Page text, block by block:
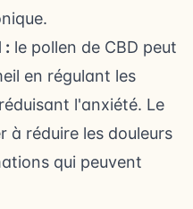
: le pollen de CBD peut
en régulant les
l'anxiété. Le
à réduire les douleurs
qui peuvent